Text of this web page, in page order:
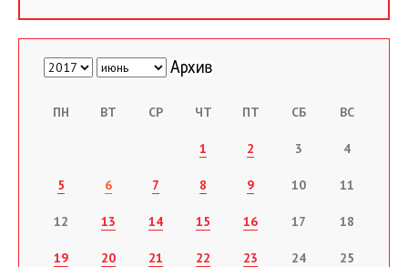
ПН ВТ СР ЧТ ПТ СБ ВС
1 2 3 4
5 6 7 8 9 10 11
12 13 14 15 16 17 18
19 20 21 22 23 24 25